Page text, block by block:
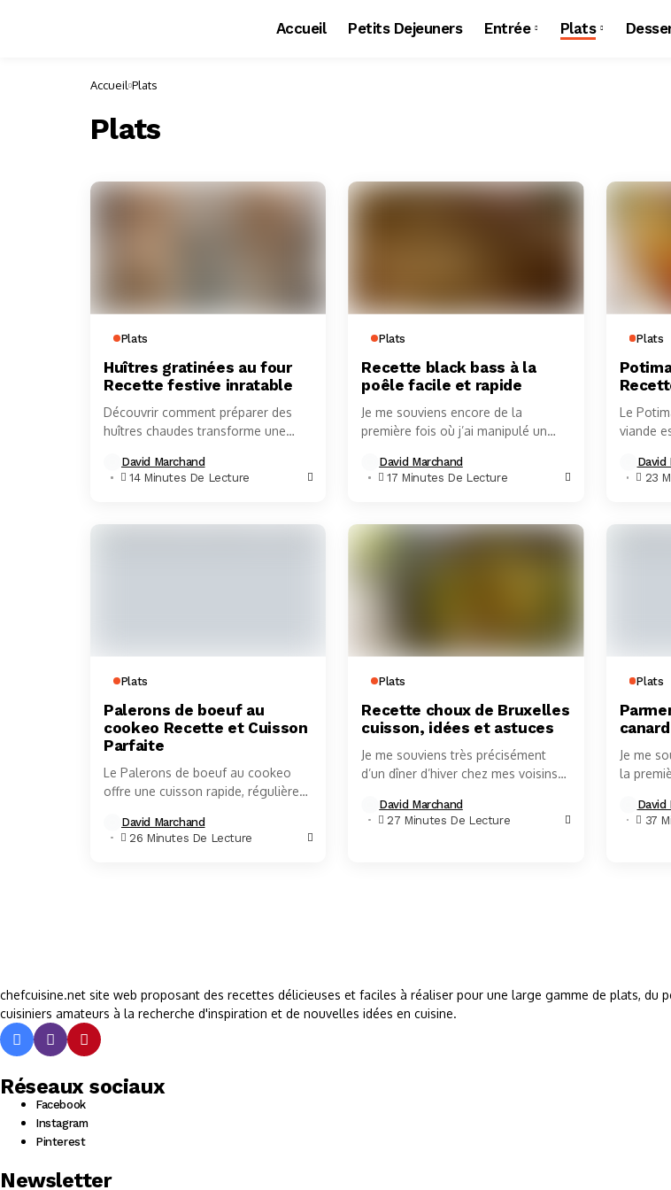
Accueil Petits Dejeuners Entrée Plats
Accueil Plats
Plats
Plats
Huîtres gratinées au four
Recette festive inratable
Découvrir comment préparer des
huîtres chaudes transforme une
expérience gastronomique
inoubliable, idéale pour les
article...
David Marchand
14 Minutes De Lecture
Plats
Recette black bass à la
poêle facile et rapide
Je me souviens encore de la
première fois où j’ai manipulé un
conseils bienveillants de ma tante,...
David Marchand
17 Minutes De Lecture
Plats
Le
viande
saine,
David
23
Plats
Palerons de boeuf au
cookeo Recette et Cuisson
Parfaite
Le Palerons de boeuf au cookeo
offre une cuisson rapide, régulière
une viande mijotée au Cookeo
parfaitement tendre....
David Marchand
26 Minutes De Lecture
Plats
Recette choux de Bruxelles
cuisson, idées et astuces
Je me souviens très précisément
d’un dîner d’hiver chez mes voisins
cuisine qui adorait débattre de leurs
émissions...
David Marchand
27 Minutes De Lecture
Plats
Je me
la
du four,
David
37
chefcuisine.net site web proposant des recettes délicieuses et faciles à réaliser pour une large gamme de plats,
cuisiniers amateurs à la recherche d'inspiration et de nouvelles idées en cuisine.
Réseaux sociaux
Facebook
Instagram
Pinterest
Newsletter